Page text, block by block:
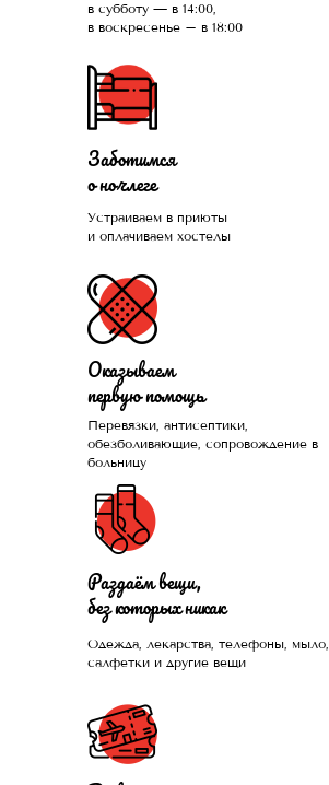
в субботу — в 14:00,
в воскресенье – в 18:00
Устраиваем в приюты
и оплачиваем хостелы
Перевязки, антисептики,
обезболивающие, сопровождение в
больницу
Заботимся
о ночлеге
Оказываем
первую помощь
Одежда, лекарства, телефоны, мыло,
салфетки и другие вещи
Раздаём вещи,
без которых никак
Помогли больше, чем
1300 нуждающихся и
продолжаем это
делать каждый день
ПРИСОЕДИНИТЬСЯ